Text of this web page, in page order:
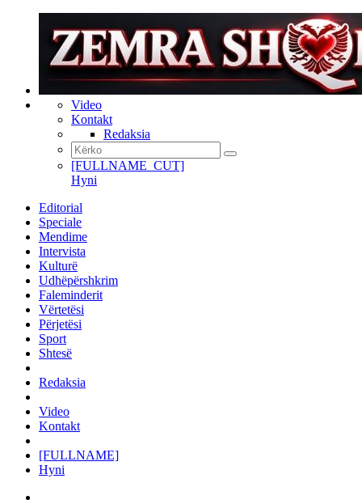
Video
Kontakt
Redaksia
[FULLNAME_CUT]
Hyni
Editorial
Speciale
Mendime
Intervista
Kulturë
Udhëpërshkrim
Faleminderit
Vërtetësi
Përjetësi
Sport
Shtesë
Redaksia
Video
Kontakt
[FULLNAME]
Hyni